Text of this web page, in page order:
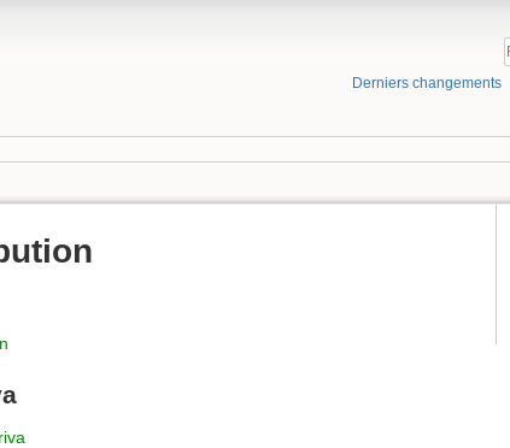
Derniers changements